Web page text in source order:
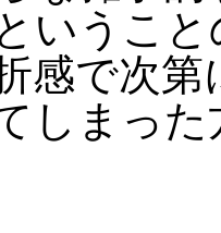
いうこ
感で次
しまっ